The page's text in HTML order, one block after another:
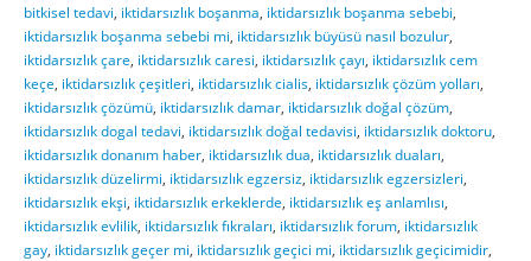
bitkisel tedavi, iktidarsızlık boşanma, iktidarsızlık boşanma sebebi,
iktidarsızlık boşanma sebebi mi, iktidarsızlık büyüsü nasıl bozulur,
iktidarsızlık çare, iktidarsızlık caresi, iktidarsızlık çayı, iktidarsızlık cem
keçe, iktidarsızlık çeşitleri, iktidarsızlık cialis, iktidarsızlık çözüm yolları,
iktidarsızlık çözümü, iktidarsızlık damar, iktidarsızlık doğal çözüm,
iktidarsızlık dogal tedavi, iktidarsızlık doğal tedavisi, iktidarsızlık doktoru,
iktidarsızlık donanım haber, iktidarsızlık dua, iktidarsızlık duaları,
iktidarsızlık düzelirmi, iktidarsızlık egzersiz, iktidarsızlık egzersizleri,
iktidarsızlık ekşi, iktidarsızlık erkeklerde, iktidarsızlık eş anlamlısı,
iktidarsızlık evlilik, iktidarsızlık fıkraları, iktidarsızlık forum, iktidarsızlık
gay, iktidarsızlık geçer mi, iktidarsızlık geçici mi, iktidarsızlık geçicimidir,